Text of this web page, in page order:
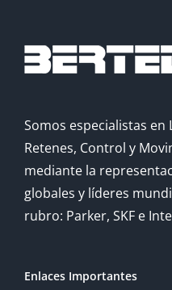
Somos especialistas en
Retenes, Control y
mediante la
globales y líderes
rubro: Parker, SKF e
Enlaces Importantes